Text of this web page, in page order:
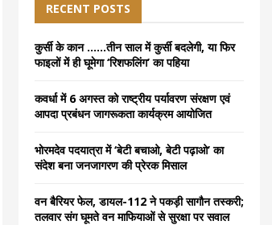
f
o
r
C
RECENT POSTS
कुर्सी के कान ……तीन साल में कुर्सी बदलेगी, या फिर
फाइलों में ही घूमेगा ‘रिशफलिंग’ का पहिया
कवर्धा में 6 अगस्त को राष्ट्रीय पर्यावरण संरक्षण एवं
आपदा प्रबंधन जागरूकता कार्यक्रम आयोजित
भोरमदेव पदयात्रा में ‘बेटी बचाओ, बेटी पढ़ाओ’ का
संदेश बना जनजागरण की प्रेरक मिसाल
वन बैरियर फेल, डायल-112 ने पकड़ी सागौन तस्करी;
तलवार संग घूमते वन माफियाओं से सुरक्षा पर सवाल